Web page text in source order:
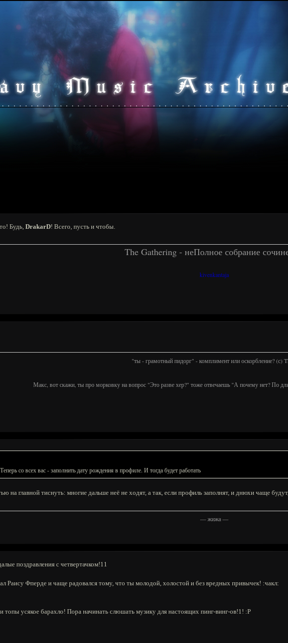
Будь, DrakarD! Всего, пусть и чтобы.
The Gathering - неПолное собрание
kivenkantaja
"ты - грамотный пидорг" - комплимент или оскорбление? (с)
Макс, вот скажи, ты про морковку на вопрос "Это разве хер?" тоже отвечаешь "А почему нет? По
со всех вас - заполнить дату рождения в профиле. И тогда будет работать
на главной тиснуть: многие дальше неё не ходят, а так, если профиль заполнят, и днюхи чаще
—жижа—
поздравления с четвертачком!11
Раису Фперде и чаще радовался тому, что ты молодой, холостой и без вредных привычек! :чакл:
топы усякое барахло! Пора начинать слюшать музику для настоящих пинг-винг-ов!1! :Р